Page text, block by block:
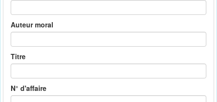
Auteur moral
Titre
N° d'affaire